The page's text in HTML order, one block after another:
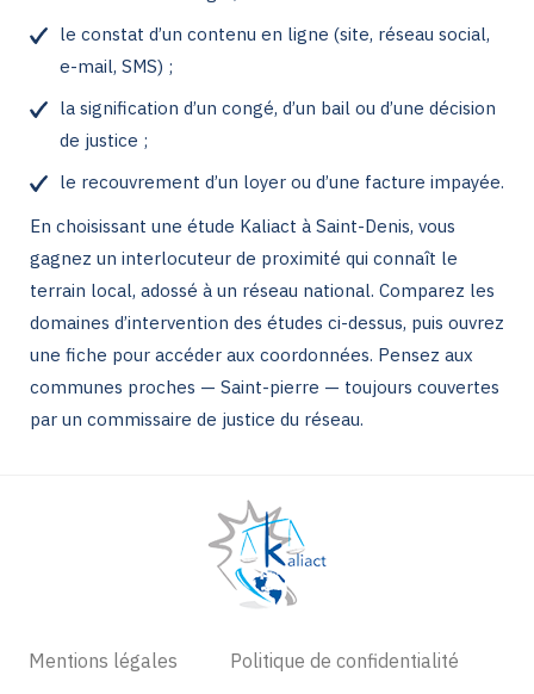
le constat d’un contenu en ligne (site, réseau social,
e-mail, SMS) ;
la signification d’un congé, d’un bail ou d’une décision
de justice ;
le recouvrement d’un loyer ou d’une facture impayée.
En choisissant une étude Kaliact à Saint-Denis, vous
gagnez un interlocuteur de proximité qui connaît le
terrain local, adossé à un réseau national. Comparez les
domaines d’intervention des études ci-dessus, puis ouvrez
une fiche pour accéder aux coordonnées. Pensez aux
communes proches — Saint-pierre — toujours couvertes
par un commissaire de justice du réseau.
Mentions légales
Politique de confidentialité